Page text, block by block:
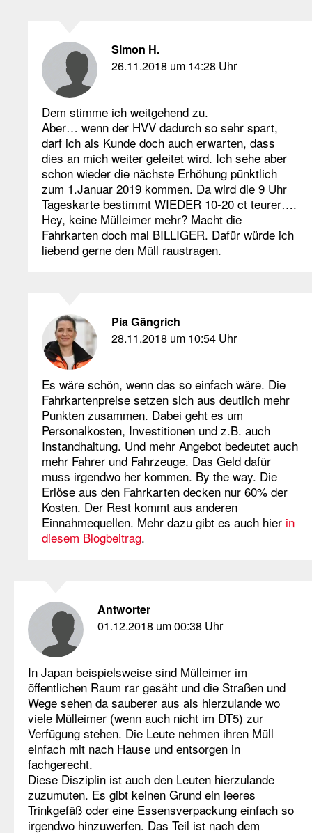
Simon H.
26.11.2018 um 14:28 Uhr
Dem stimme ich weitgehend zu.
Aber… wenn der HVV dadurch so sehr spart,
darf ich als Kunde doch auch erwarten, dass
dies an mich weiter geleitet wird. Ich sehe aber
schon wieder die nächste Erhöhung pünktlich
zum 1.Januar 2019 kommen. Da wird die 9 Uhr
Tageskarte bestimmt WIEDER 10-20 ct teurer….
Hey, keine Mülleimer mehr? Macht die
Fahrkarten doch mal BILLIGER. Dafür würde ich
liebend gerne den Müll raustragen.
Pia Gängrich
28.11.2018 um 10:54 Uhr
Es wäre schön, wenn das so einfach wäre. Die
Fahrkartenpreise setzen sich aus deutlich mehr
Punkten zusammen. Dabei geht es um
Personalkosten, Investitionen und z.B. auch
Instandhaltung. Und mehr Angebot bedeutet auch
mehr Fahrer und Fahrzeuge. Das Geld dafür
muss irgendwo her kommen. By the way. Die
Erlöse aus den Fahrkarten decken nur 60% der
Kosten. Der Rest kommt aus anderen
Einnahmequellen. Mehr dazu gibt es auch hier in
diesem Blogbeitrag.
Antworter
01.12.2018 um 00:38 Uhr
In Japan beispielsweise sind Mülleimer im
öffentlichen Raum rar gesäht und die Straßen und
Wege sehen da sauberer aus als hierzulande wo
viele Mülleimer (wenn auch nicht im DT5) zur
Verfügung stehen. Die Leute nehmen ihren Müll
einfach mit nach Hause und entsorgen in
fachgerecht.
Diese Disziplin ist auch den Leuten hierzulande
zuzumuten. Es gibt keinen Grund ein leeres
Trinkgefäß oder eine Essensverpackung einfach so
irgendwo hinzuwerfen. Das Teil ist nach dem